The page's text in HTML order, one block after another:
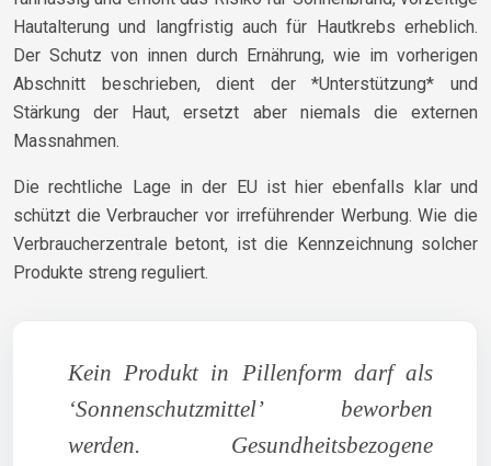
Hautalterung und langfristig auch für Hautkrebs erheblich.
Der Schutz von innen durch Ernährung, wie im vorherigen
Abschnitt beschrieben, dient der *Unterstützung* und
Stärkung der Haut, ersetzt aber niemals die externen
Massnahmen.
Die rechtliche Lage in der EU ist hier ebenfalls klar und
schützt die Verbraucher vor irreführender Werbung. Wie die
Verbraucherzentrale betont, ist die Kennzeichnung solcher
Produkte streng reguliert.
Kein Produkt in Pillenform darf als
‘Sonnenschutzmittel’ beworben
werden. Gesundheitsbezogene